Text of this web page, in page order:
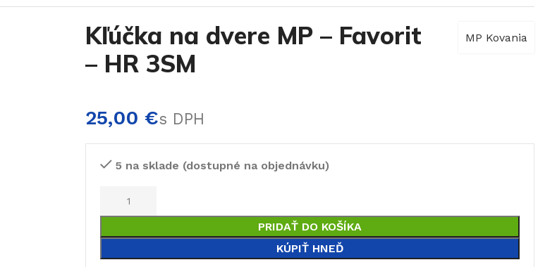
Kľúčka na dvere MP – Favorit
– HR 3SM
MP Kovania
€
5 na sklade (dostupné na objednávku)
PRIDAŤ DO KOŠÍKA
KÚPIŤ HNEĎ